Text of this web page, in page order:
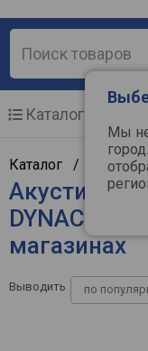
Мы
Каталог
Каталог /
DYNACORD
магазинах
Выводить по